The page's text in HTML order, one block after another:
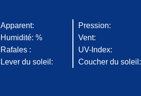
Apparent:
Pression:
Humidité: %
Vent:
Rafales :
UV-Index:
Lever du soleil:
Coucher du soleil: